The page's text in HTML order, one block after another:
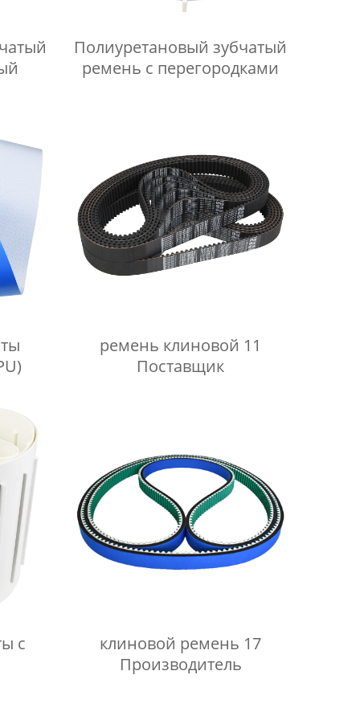
Полиуретановый зубчатый
ремень с перегородками
ремень клиновой 11
Поставщик
с
клиновой ремень 17
Производитель